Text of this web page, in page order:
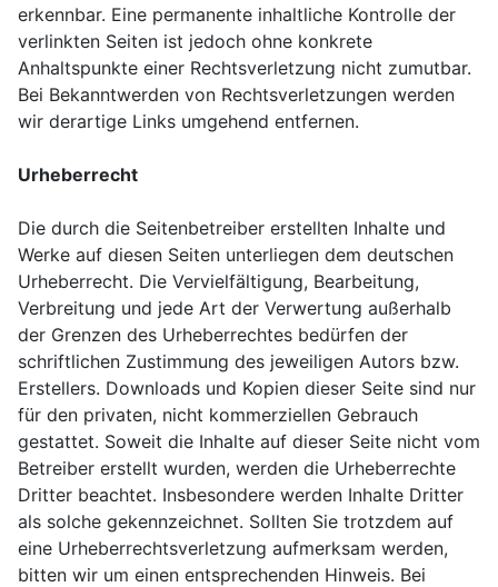
erkennbar. Eine permanente inhaltliche Kontrolle der
verlinkten Seiten ist jedoch ohne konkrete
Anhaltspunkte einer Rechtsverletzung nicht zumutbar.
Bei Bekanntwerden von Rechtsverletzungen werden
wir derartige Links umgehend entfernen.
Urheberrecht
Die durch die Seitenbetreiber erstellten Inhalte und
Werke auf diesen Seiten unterliegen dem deutschen
Urheberrecht. Die Vervielfältigung, Bearbeitung,
Verbreitung und jede Art der Verwertung außerhalb
der Grenzen des Urheberrechtes bedürfen der
schriftlichen Zustimmung des jeweiligen Autors bzw.
Erstellers. Downloads und Kopien dieser Seite sind nur
für den privaten, nicht kommerziellen Gebrauch
gestattet. Soweit die Inhalte auf dieser Seite nicht vom
Betreiber erstellt wurden, werden die Urheberrechte
Dritter beachtet. Insbesondere werden Inhalte Dritter
als solche gekennzeichnet. Sollten Sie trotzdem auf
eine Urheberrechtsverletzung aufmerksam werden,
bitten wir um einen entsprechenden Hinweis. Bei